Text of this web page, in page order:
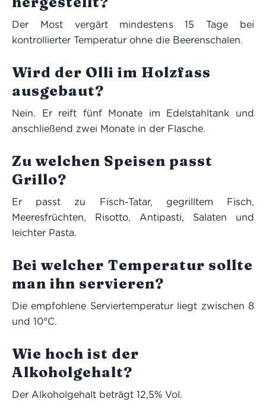
Der Most vergärt mindestens 15 Tage bei
kontrollierter Temperatur ohne die Beerenschalen.
Wird der Olli im Holzfass
ausgebaut?
Nein. Er reift fünf Monate im Edelstahltank und
anschließend zwei Monate in der Flasche.
Zu welchen Speisen passt
Grillo?
Er passt zu Fisch-Tatar, gegrilltem Fisch,
Meeresfrüchten, Risotto, Antipasti, Salaten und
leichter Pasta.
Bei welcher Temperatur sollte
man ihn servieren?
Die empfohlene Serviertemperatur liegt zwischen 8
und 10°C.
Wie hoch ist der
Alkoholgehalt?
Der Alkoholgehalt beträgt 12,5% Vol.